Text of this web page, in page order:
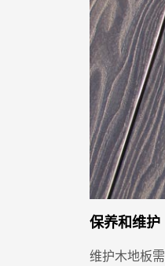
保养和维护
维护木地板